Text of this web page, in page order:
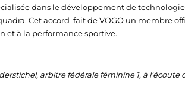
dans le développement de
Cet accord fait de VOGO un membre
et à la performance sportive.
arbitre fédérale féminine 1, à